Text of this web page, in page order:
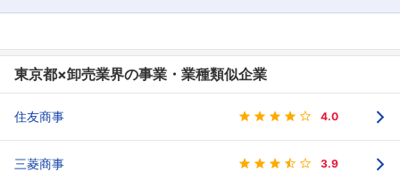
東京都×卸売業界の事業・業種類似企業
住友商事 4.0
三菱商事 3.9